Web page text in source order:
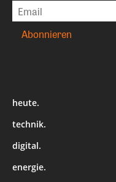
heute.
technik.
digital.
energie.